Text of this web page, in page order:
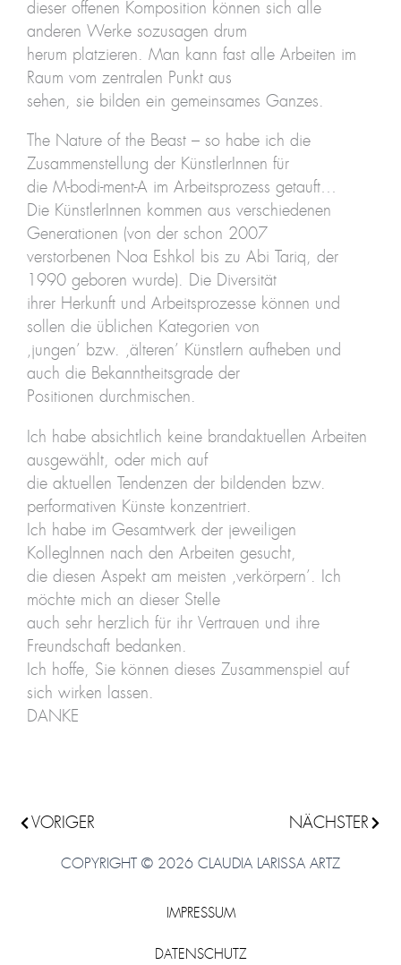
dieser offenen Komposition können sich alle
anderen Werke sozusagen drum
herum platzieren. Man kann fast alle Arbeiten im
Raum vom zentralen Punkt aus
sehen, sie bilden ein gemeinsames Ganzes.
The Nature of the Beast – so habe ich die
Zusammenstellung der KünstlerInnen für
die M-bodi-ment-A im Arbeitsprozess getauft…
Die KünstlerInnen kommen aus verschiedenen
Generationen (von der schon 2007
verstorbenen Noa Eshkol bis zu Abi Tariq, der
1990 geboren wurde). Die Diversität
ihrer Herkunft und Arbeitsprozesse können und
sollen die üblichen Kategorien von
‚jungen’ bzw. ‚älteren’ Künstlern aufheben und
auch die Bekanntheitsgrade der
Positionen durchmischen.
Ich habe absichtlich keine brandaktuellen Arbeiten
ausgewählt, oder mich auf
die aktuellen Tendenzen der bildenden bzw.
performativen Künste konzentriert.
Ich habe im Gesamtwerk der jeweiligen
KollegInnen nach den Arbeiten gesucht,
die diesen Aspekt am meisten ‚verkörpern’. Ich
möchte mich an dieser Stelle
auch sehr herzlich für ihr Vertrauen und ihre
Freundschaft bedanken.
Ich hoffe, Sie können dieses Zusammenspiel auf
sich wirken lassen.
DANKE
Zurück
VORIGER NÄCHSTER
COPYRIGHT © 2026 CLAUDIA LARISSA ARTZ
IMPRESSUM
DATENSCHUTZ